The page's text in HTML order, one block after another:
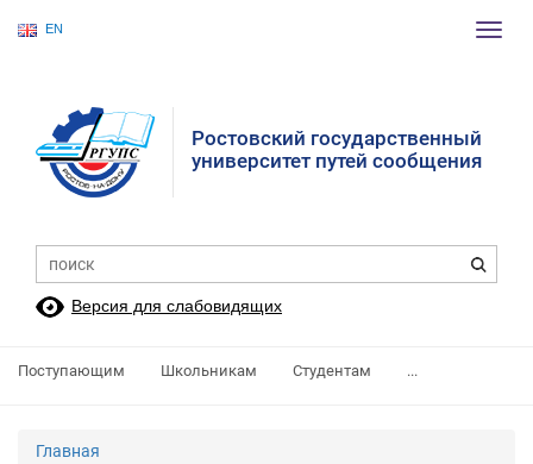
EN
Ростовский государственный
университет путей сообщения
Версия для слабовидящих
Поступающим Школьникам Студентам ...
Главная